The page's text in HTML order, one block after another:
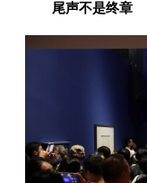
尾声不是终章